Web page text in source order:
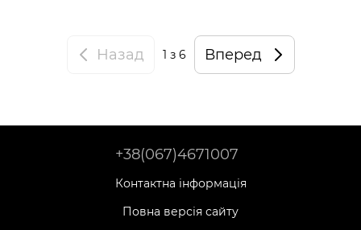
Назад 1 з 6 Вперед
+38(067)4671007
Контактна інформація
Повна версія сайту